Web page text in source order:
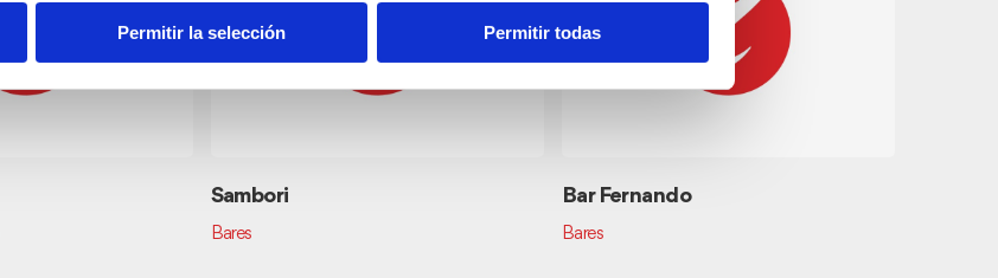
Permitir la selección Permitir todas
Sambori
Bares
Bar Fernando
Bares